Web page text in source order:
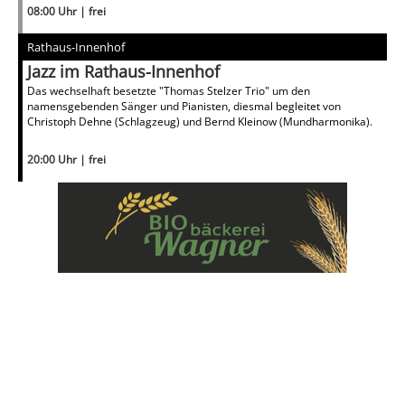
08:00 Uhr | frei
Rathaus-Innenhof
Jazz im Rathaus-Innenhof
Das wechselhaft besetzte "Thomas Stelzer Trio" um den
namensgebenden Sänger und Pianisten, diesmal begleitet von
Christoph Dehne (Schlagzeug) und Bernd Kleinow (Mundharmonika).
20:00 Uhr | frei